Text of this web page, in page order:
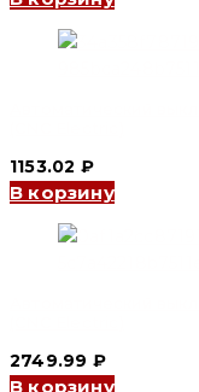
1153.02 ₽
В корзину
2749.99 ₽
В корзину